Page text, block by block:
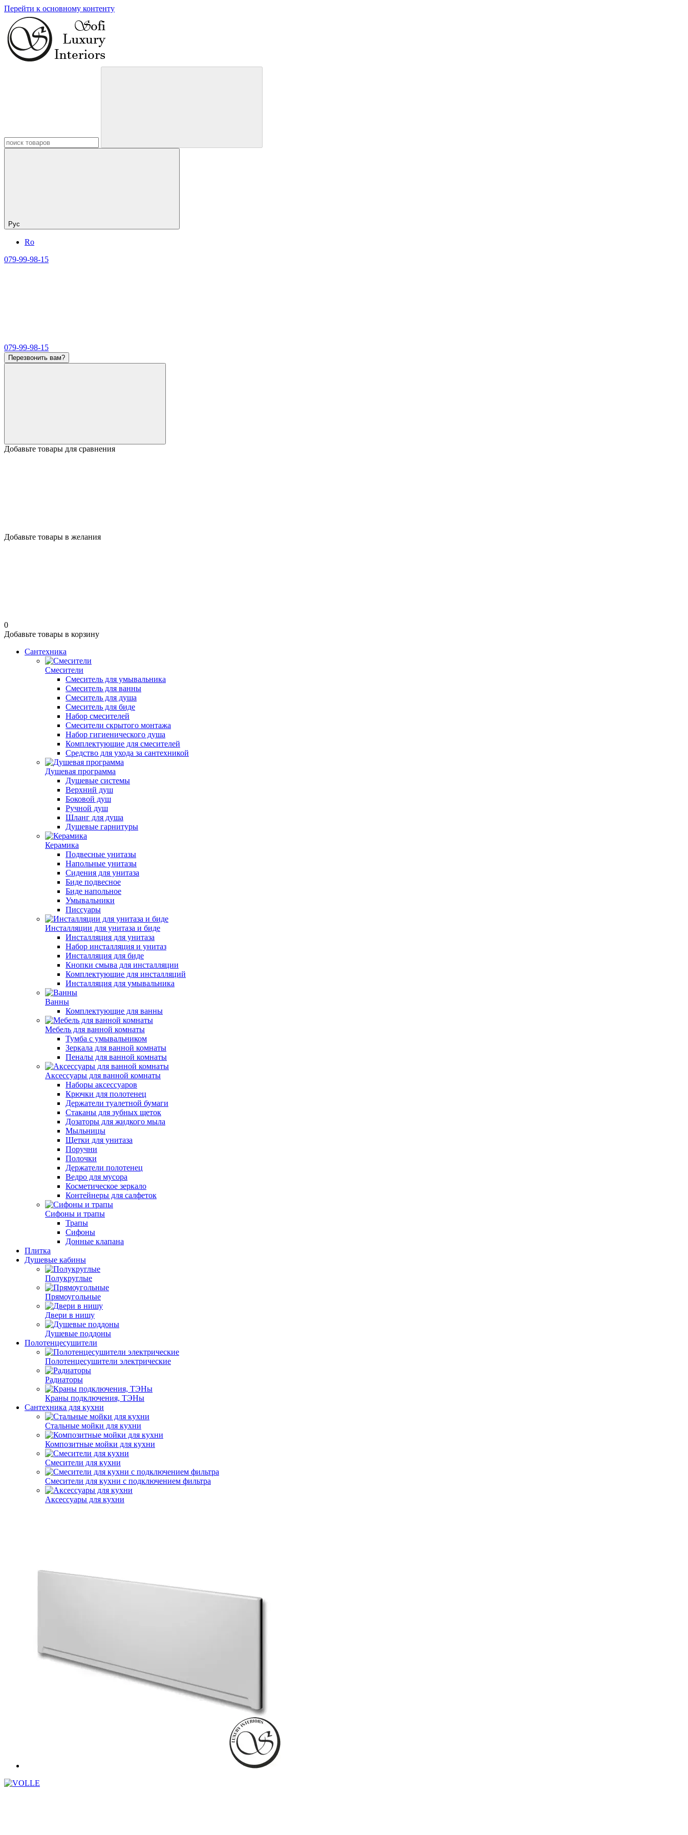
Перейти к основному контенту
Рус
Ro
079-99-98-15
079-99-98-15
Перезвонить вам?
Добавьте товары для сравнения
Добавьте товары в желания
0
Добавьте товары в корзину
Сантехника
Смесители
Смеситель для умывальника
Смеситель для ванны
Смеситель для душа
Смеситель для биде
Набор смесителей
Смесители скрытого монтажа
Набор гигиенического душа
Комплектующие для смесителей
Средство для ухода за сантехникой
Душевая программа
Душевые системы
Верхний душ
Боковой душ
Ручной душ
Шланг для душа
Душевые гарнитуры
Керамика
Подвесные унитазы
Напольные унитазы
Сидения для унитаза
Биде подвесное
Биде напольное
Умывальники
Писсуары
Инсталляции для унитаза и биде
Инсталляция для унитаза
Набор инсталляция и унитаз
Инсталляция для биде
Кнопки смыва для инсталляции
Комплектующие для инсталляций
Инсталляция для умывальника
Ванны
Комплектующие для ванны
Мебель для ванной комнаты
Тумба с умывальником
Зеркала для ванной комнаты
Пеналы для ванной комнаты
Аксессуары для ванной комнаты
Наборы аксессуаров
Крючки для полотенец
Держатели туалетной бумаги
Стаканы для зубных щеток
Дозаторы для жидкого мыла
Мыльницы
Щетки для унитаза
Поручни
Полочки
Держатели полотенец
Ведро для мусора
Косметическое зеркало
Контейнеры для салфеток
Сифоны и трапы
Трапы
Сифоны
Донные клапана
Плитка
Душевые кабины
Полукруглые
Прямоугольные
Двери в нишу
Душевые поддоны
Полотенцесушители
Полотенцесушители электрические
Радиаторы
Краны подключения, ТЭНы
Сантехника для кухни
Стальные мойки для кухни
Композитные мойки для кухни
Смесители для кухни
Смесители для кухни с подключением фильтра
Аксессуары для кухни